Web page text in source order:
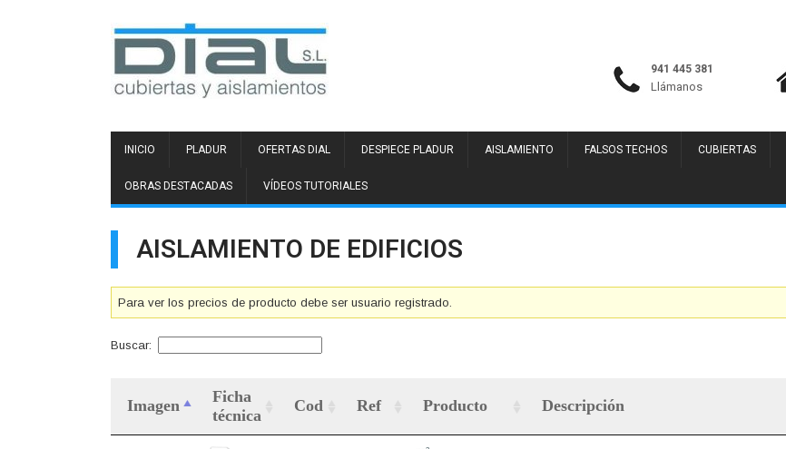
941 445 381
Llámanos
INICIO PLADUR OFERTAS DIAL DESPIECE PLADUR AISLAMIENTO FALSOS TECHOS CUBIERTAS
OBRAS DESTACADAS VÍDEOS TUTORIALES
AISLAMIENTO DE EDIFICIOS
Para ver los precios de producto debe ser usuario registrado.
Buscar:
Imagen
Ficha
técnica
Cod Ref Producto Descripción